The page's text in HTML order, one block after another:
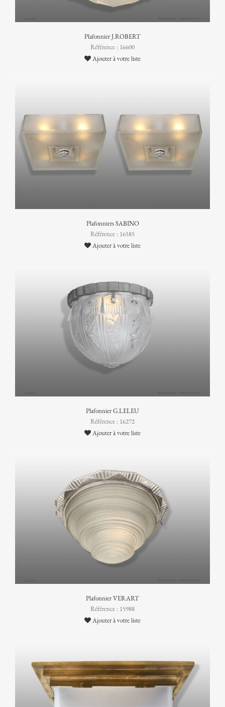
Plafonnier J.ROBERT
Référence : 16600
Ajouter à votre liste
Plafonniers SABINO
Référence : 16585
Ajouter à votre liste
Plafonnier G.LELEU
Référence : 16272
Ajouter à votre liste
Plafonnier VERART
Référence : 15988
Ajouter à votre liste